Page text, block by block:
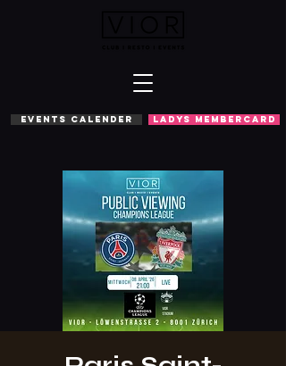
EVENTS CALENDER LADYS MEMBERCARD